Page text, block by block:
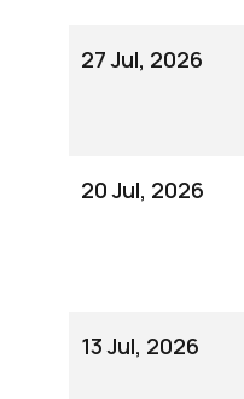
27 Jul, 2026
20 Jul, 2026
13 Jul, 2026